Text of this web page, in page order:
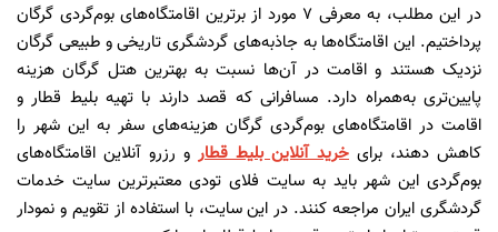
در این مطلب، به معرفی 7 مورد از برترین اقامتگاه‌های بوم‌گردی گرگان
پرداختیم. این اقامتگاه‌ها به جاذبه‌های گردشگری تاریخی و طبیعی گرگان
نزدیک هستند و اقامت در آن‌ها نسبت به بهترین هتل گرگان هزینه
پایین‌تری به‌همراه دارد. مسافرانی که قصد دارند با تهیه بلیط قطار و
اقامت در اقامتگاه‌های بوم‌گردی گرگان هزینه‌های سفر به این شهر را
کاهش دهند، برای خرید آنلاین بلیط قطار و رزرو آنلاین اقامتگاه‌های
بوم‌گردی این شهر باید به سایت فلای تودی معتبرترین سایت خدمات
گردشگری ایران مراجعه کنند. در این سایت، با استفاده از تقویم و نمودار